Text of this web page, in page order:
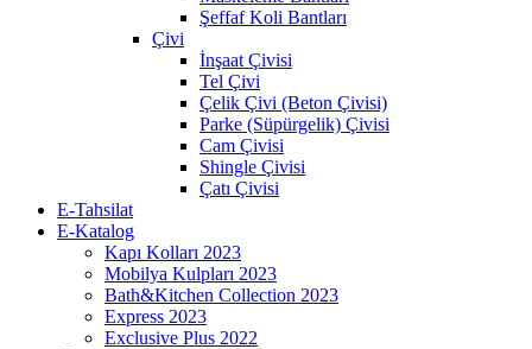
Şeffaf Koli Bantları
Çivi
İnşaat Çivisi
Tel Çivi
Çelik Çivi (Beton Çivisi)
Parke (Süpürgelik) Çivisi
Cam Çivisi
Shingle Çivisi
Çatı Çivisi
E-Tahsilat
E-Katalog
Kapı Kolları 2023
Mobilya Kulpları 2023
Bath&Kitchen Collection 2023
Express 2023
Exclusive Plus 2022